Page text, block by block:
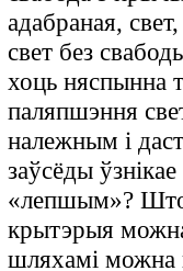
адабраная,
свет без
хоць няспынна
паляпшэння
належным і
заўсёды
«лепшым»? Што
крытэрыя
шляхамі можна